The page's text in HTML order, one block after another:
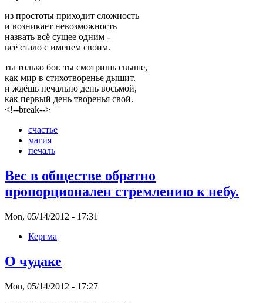
из простоты приходит сложность
и возникает невозможность
назвать всё сущее одним -
всё стало с именем своим.
ты только бог. ты смотришь свыше,
как мир в стихотворенье дышит.
и ждёшь печально день восьмой,
как первый день творенья свой.
<!--break-->
счастье
магия
печаль
Вес в обществе обратно
пропорционален стремлению к небу.
Mon, 05/14/2012 - 17:31
Кергма
О чудаке
Mon, 05/14/2012 - 17:27